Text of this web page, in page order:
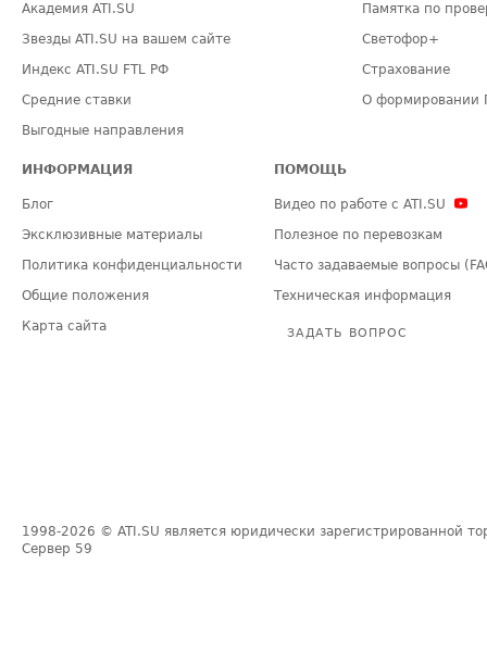
Академия ATI.SU
Звезды ATI.SU на вашем сайте
Индекс ATI.SU FTL РФ
Средние ставки
Выгодные направления
Памятка по
Светофор+
Страхование
О формировании
ИНФОРМАЦИЯ
Блог
Эксклюзивные материалы
Политика конфиденциальности
Общие положения
Карта сайта
ПОМОЩЬ
Видео по работе с ATI.SU
Полезное по перевозкам
Часто задаваемые вопросы
Техническая информация
ЗАДАТЬ ВОПРОС
1998-2026 © ATI.SU является юридически зарегистрированной
Сервер 59